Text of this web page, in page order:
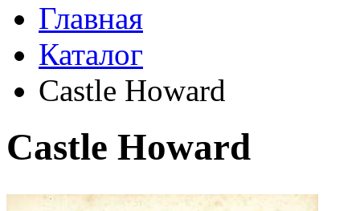
Главная
Каталог
Castle Howard
Castle Howard